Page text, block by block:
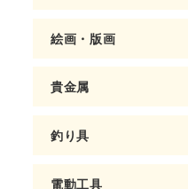
絵画・版画
貴金属
釣り具
電動工具